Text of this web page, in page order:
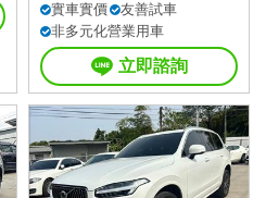
實車實價
友善試車
非多元化營業用車
立即諮詢